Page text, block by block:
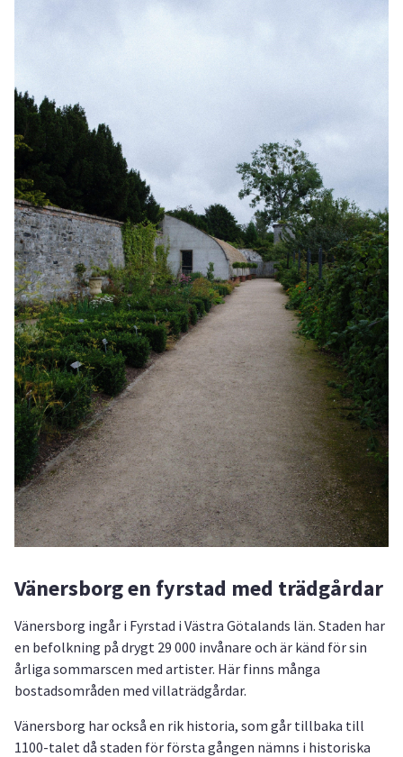
Vänersborg en fyrstad med trädgårdar
Vänersborg ingår i Fyrstad i Västra Götalands län. Staden har
en befolkning på drygt 29 000 invånare och är känd för sin
årliga sommarscen med artister. Här finns många
bostadsområden med villaträdgårdar.
Vänersborg har också en rik historia, som går tillbaka till
1100-talet då staden för första gången nämns i historiska